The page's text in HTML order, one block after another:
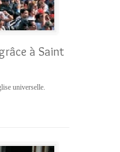
à Saint
universelle.